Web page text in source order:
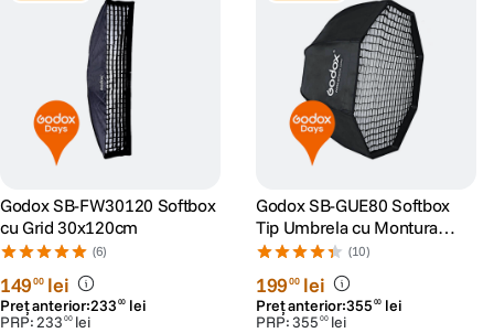
Godox SB-FW30120 Softbox
cu Grid 30x120cm
(6)
14900 lei
Preț anterior:233 00 lei
PRP:233 00 lei
Godox SB-GUE80 Softbox
Tip Umbrela cu Montura
Bowens Octa 80cm
(10)
19900 lei
Preț anterior:355 00 lei
PRP:355 00 lei